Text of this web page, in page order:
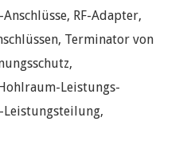
RF-Adapter,
Terminator von
Leistungs-